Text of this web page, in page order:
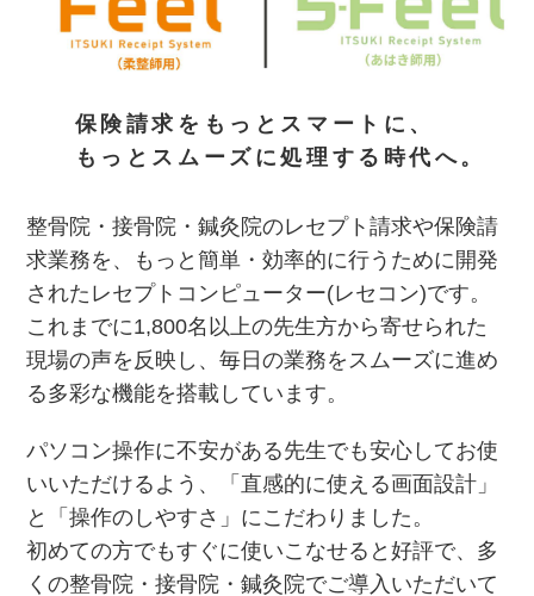
保険請求をもっとスマートに、
もっとスムーズに処理する時代へ。
整骨院・接骨院・鍼灸院のレセプト請求や保険請
求業務を、もっと簡単・効率的に行うために開発
されたレセプトコンピューター(レセコン)です。
これまでに1,800名以上の先生方から寄せられた
現場の声を反映し、毎日の業務をスムーズに進め
る多彩な機能を搭載しています。
パソコン操作に不安がある先生でも安心してお使
いいただけるよう、「直感的に使える画面設計」
と「操作のしやすさ」にこだわりました。
初めての方でもすぐに使いこなせると好評で、多
くの整骨院・接骨院・鍼灸院でご導入いただいて